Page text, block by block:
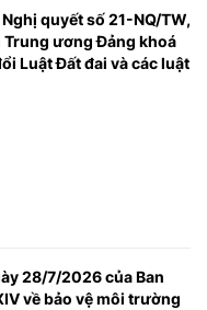
quyết số 21-NQ/TW,
Trung ương Đảng khoá
Luật Đất đai và các luật
28/7/2026 của Ban
về bảo vệ môi trường